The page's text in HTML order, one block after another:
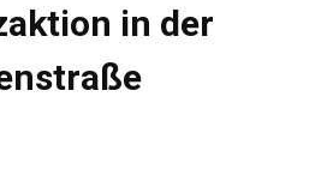
in der